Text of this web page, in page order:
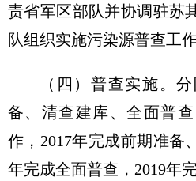
责省军区部队并协调驻苏
队组织实施污染源普查工作
（四）普查实施。
备、清查建库、全面普
作，2017年完成前期准备
年完成全面普查，2019年